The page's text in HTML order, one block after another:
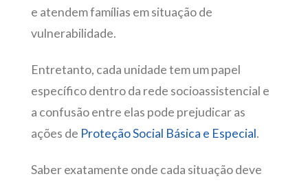
e atendem famílias em situação de
vulnerabilidade.
Entretanto, cada unidade tem um papel
específico dentro da rede socioassistencial e
a confusão entre elas pode prejudicar as
ações de Proteção Social Básica e Especial.
Saber exatamente onde cada situação deve